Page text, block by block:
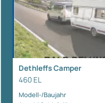
Dethleffs Camper
460 EL
Modell-/Baujahr